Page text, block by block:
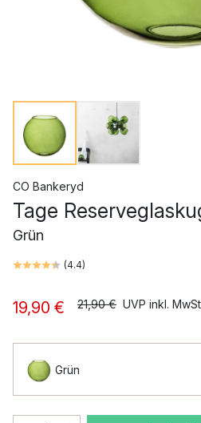
CO Bankeryd
Tage
Grün
(4.4)
19,90 € 21,90 € UVP inkl.
Grün